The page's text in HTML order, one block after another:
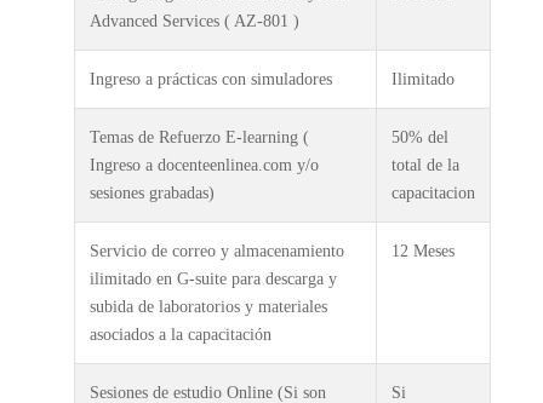
Advanced Services ( AZ-801 )
Ingreso a prácticas con simuladores Ilimitado
Temas de Refuerzo E-learning (
Ingreso a docenteenlinea.com y/o
sesiones grabadas)
50% del
total de la
capacitacion
Servicio de correo y almacenamiento
ilimitado en G-suite para descarga y
subida de laboratorios y materiales
asociados a la capacitación
12 Meses
Sesiones de estudio Online (Si son
Si